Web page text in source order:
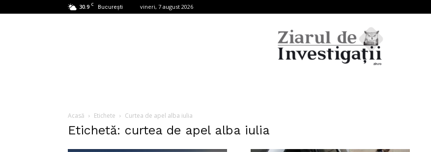
30.9 C București vineri, 7 august 2026
Acasă Etichete Curtea de apel alba iulia
Etichetă: curtea de apel alba iulia